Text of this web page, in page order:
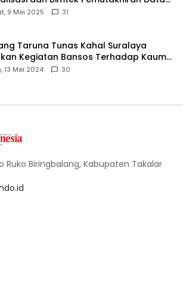
9 Mei 2025 31
Taruna Tunas Kahal Suralaya
Kegiatan Bansos Terhadap Kaum
dan Anak Yatim-Piatu
13 Mei 2024 30
Ruko Biringbalang, Kabupaten Takalar